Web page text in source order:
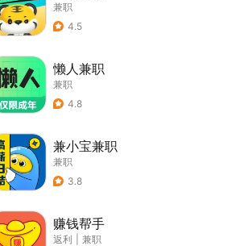
兼职
4.5
懒人兼职
兼职
4.8
兼小宝兼职
兼职
3.8
赚钱帮手
返利
兼职